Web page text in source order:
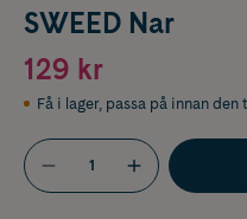
SWEED Nar
129 kr
Få i lager, passa på innan den